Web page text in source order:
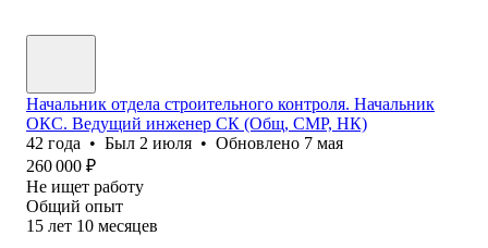
Начальник отдела строительного контроля. Начальник
ОКС. Ведущий инженер СК (Общ, СМР, НК)
42 года • Был 2 июля • Обновлено 7 мая
260 000 ₽
Не ищет работу
Общий опыт
15 лет 10 месяцев